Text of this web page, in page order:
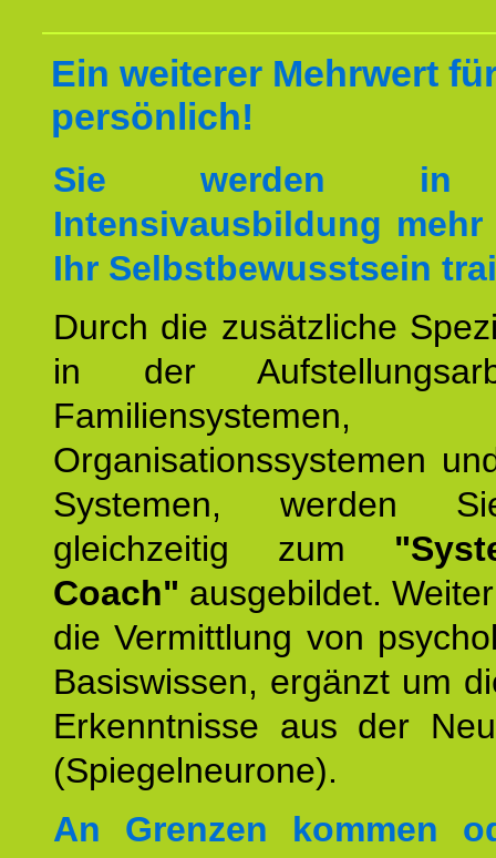
Ein weiterer Mehrwert
persönlich!
Sie werden in
Intensivausbildung
Ihr Selbstbewusstsein
Durch die zusätzliche
in der
Familiensystemen,
Organisationssystemen
Systemen, werden
gleichzeitig zum
Coach" ausgebildet.
die Vermittlung von
Basiswissen, ergänzt um
Erkenntnisse aus der
(Spiegelneurone).
An Grenzen kommen